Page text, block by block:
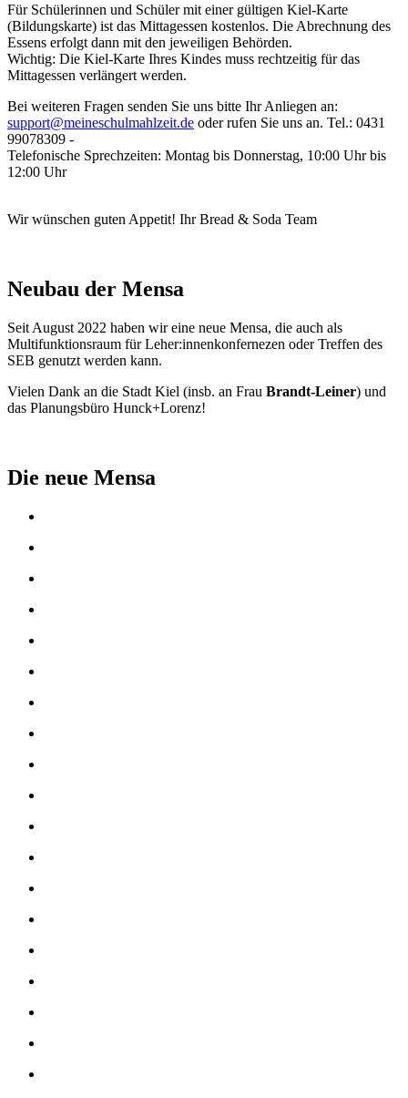
Für Schülerinnen und Schüler mit einer gültigen Kiel-Karte
(Bildungskarte) ist das Mittagessen kostenlos. Die Abrechnung des
Essens erfolgt dann mit den jeweiligen Behörden.
Wichtig: Die Kiel-Karte Ihres Kindes muss rechtzeitig für das
Mittagessen verlängert werden.
Bei weiteren Fragen senden Sie uns bitte Ihr Anliegen an:
support@meineschulmahlzeit.de oder rufen Sie uns an. Tel.: 0431
99078309 -
Telefonische Sprechzeiten: Montag bis Donnerstag, 10:00 Uhr bis
12:00 Uhr
Wir wünschen guten Appetit! Ihr Bread & Soda Team
Neubau der Mensa
Seit August 2022 haben wir eine neue Mensa, die auch als
Multifunktionsraum für Leher:innenkonfernezen oder Treffen des
SEB genutzt werden kann.
Vielen Dank an die Stadt Kiel (insb. an Frau Brandt-Leiner) und
das Planungsbüro Hunck+Lorenz!
Die neue Mensa